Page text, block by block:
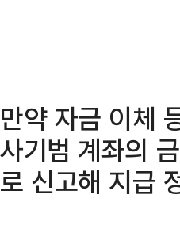
만약 자금 이체
사기범 계좌의
로 신고해 지급